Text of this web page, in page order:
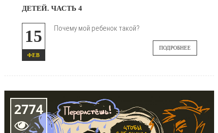
ДЕТЕЙ. ЧАСТЬ 4
15
ФЕВ
Почему мой ребенок такой?
ПОДРОБНЕЕ
2774
